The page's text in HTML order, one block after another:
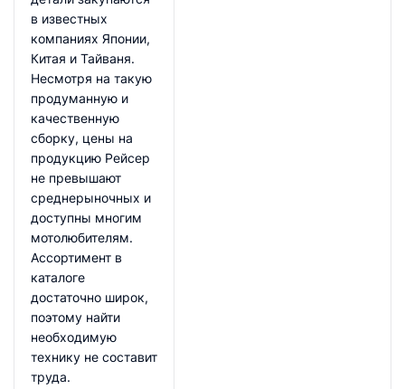
в известных
компаниях Японии,
Китая и Тайваня.
Несмотря на такую
продуманную и
качественную
сборку, цены на
продукцию Рейсер
не превышают
среднерыночных и
доступны многим
мотолюбителям.
Ассортимент в
каталоге
достаточно широк,
поэтому найти
необходимую
технику не составит
труда.